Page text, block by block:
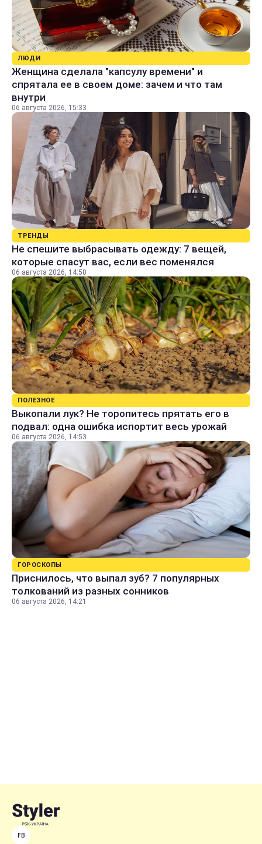
ЛЮДИ
Женщина сделала "капсулу времени" и
спрятала ее в своем доме: зачем и что там
внутри
06 августа 2026, 15:33
ТРЕНДЫ
Не спешите выбрасывать одежду: 7 вещей,
которые спасут вас, если вес поменялся
06 августа 2026, 14:58
ПОЛЕЗНОЕ
Выкопали лук? Не торопитесь прятать его в
подвал: одна ошибка испортит весь урожай
06 августа 2026, 14:53
ГОРОСКОПЫ
Приснилось, что выпал зуб? 7 популярных
толкований из разных сонников
06 августа 2026, 14:21
FB